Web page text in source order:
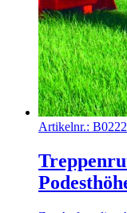
Artikelnr.: